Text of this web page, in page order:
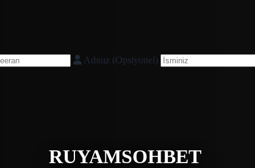
Adınız (Opsiyonel)
RUYAMSOHBET